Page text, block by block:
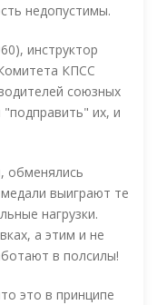
недопустимы.
инструктор
КПСС
союзных
их, и
обменялись
выиграют те
нагрузки.
а этим и не
в полсилы!
это в принципе